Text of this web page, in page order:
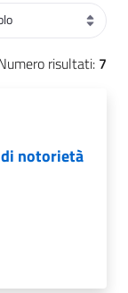
risultati: 7
notorietà